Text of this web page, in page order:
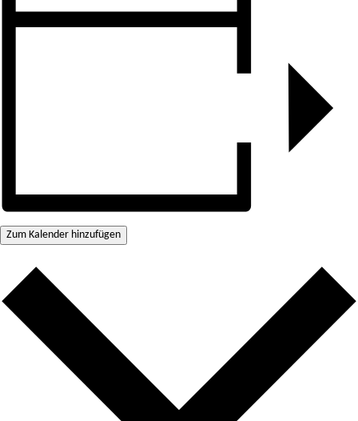
Zum Kalender hinzufügen